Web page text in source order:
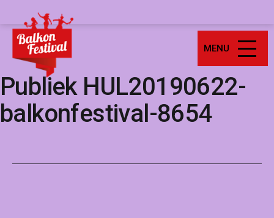
naar
inhoud
Balkonfestival
MENU
Publiek HUL20190622-
balkonfestival-8654